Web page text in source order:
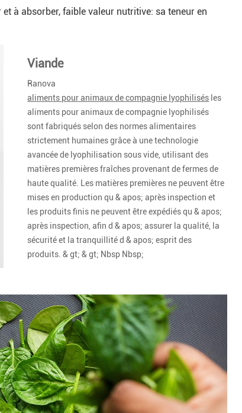
à absorber, faible valeur nutritive: sa teneur en
Viande
Ranova
aliments pour animaux de compagnie lyophilisés les
aliments pour animaux de compagnie lyophilisés
sont fabriqués selon des normes alimentaires
strictement humaines grâce à une technologie
avancée de lyophilisation sous vide, utilisant des
matières premières fraîches provenant de fermes de
haute qualité. Les matières premières ne peuvent être
mises en production qu & apos; après inspection et
les produits finis ne peuvent être expédiés qu & apos;
après inspection, afin d & apos; assurer la qualité, la
sécurité et la tranquillité d & apos; esprit des
produits. & gt; & gt; Nbsp Nbsp;